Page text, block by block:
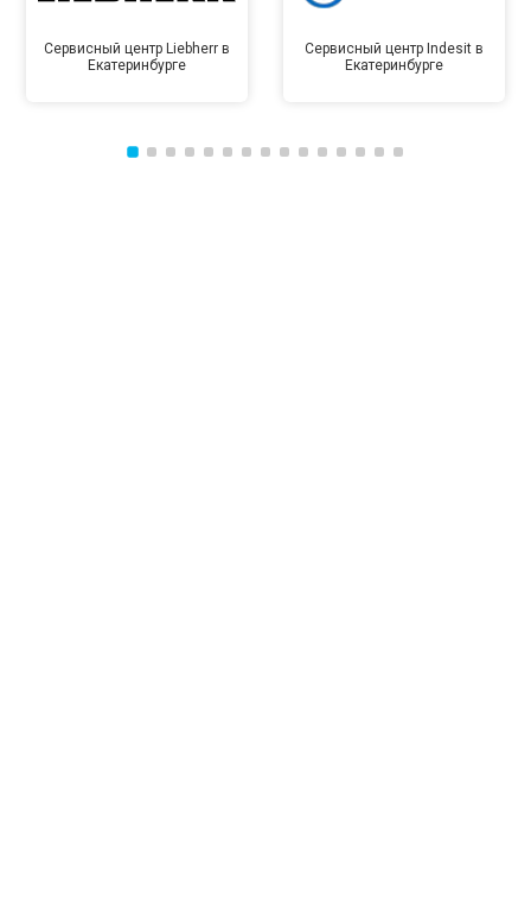
Сервисный центр Liebherr в
Екатеринбурге
Сервисный центр Indesit в
Екатеринбурге